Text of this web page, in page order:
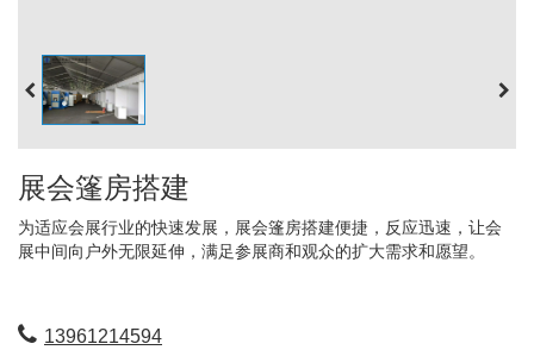
展会篷房搭建
为适应会展行业的快速发展，展会篷房搭建便捷，反应迅速，让会
展中间向户外无限延伸，满足参展商和观众的扩大需求和愿望。
13961214594